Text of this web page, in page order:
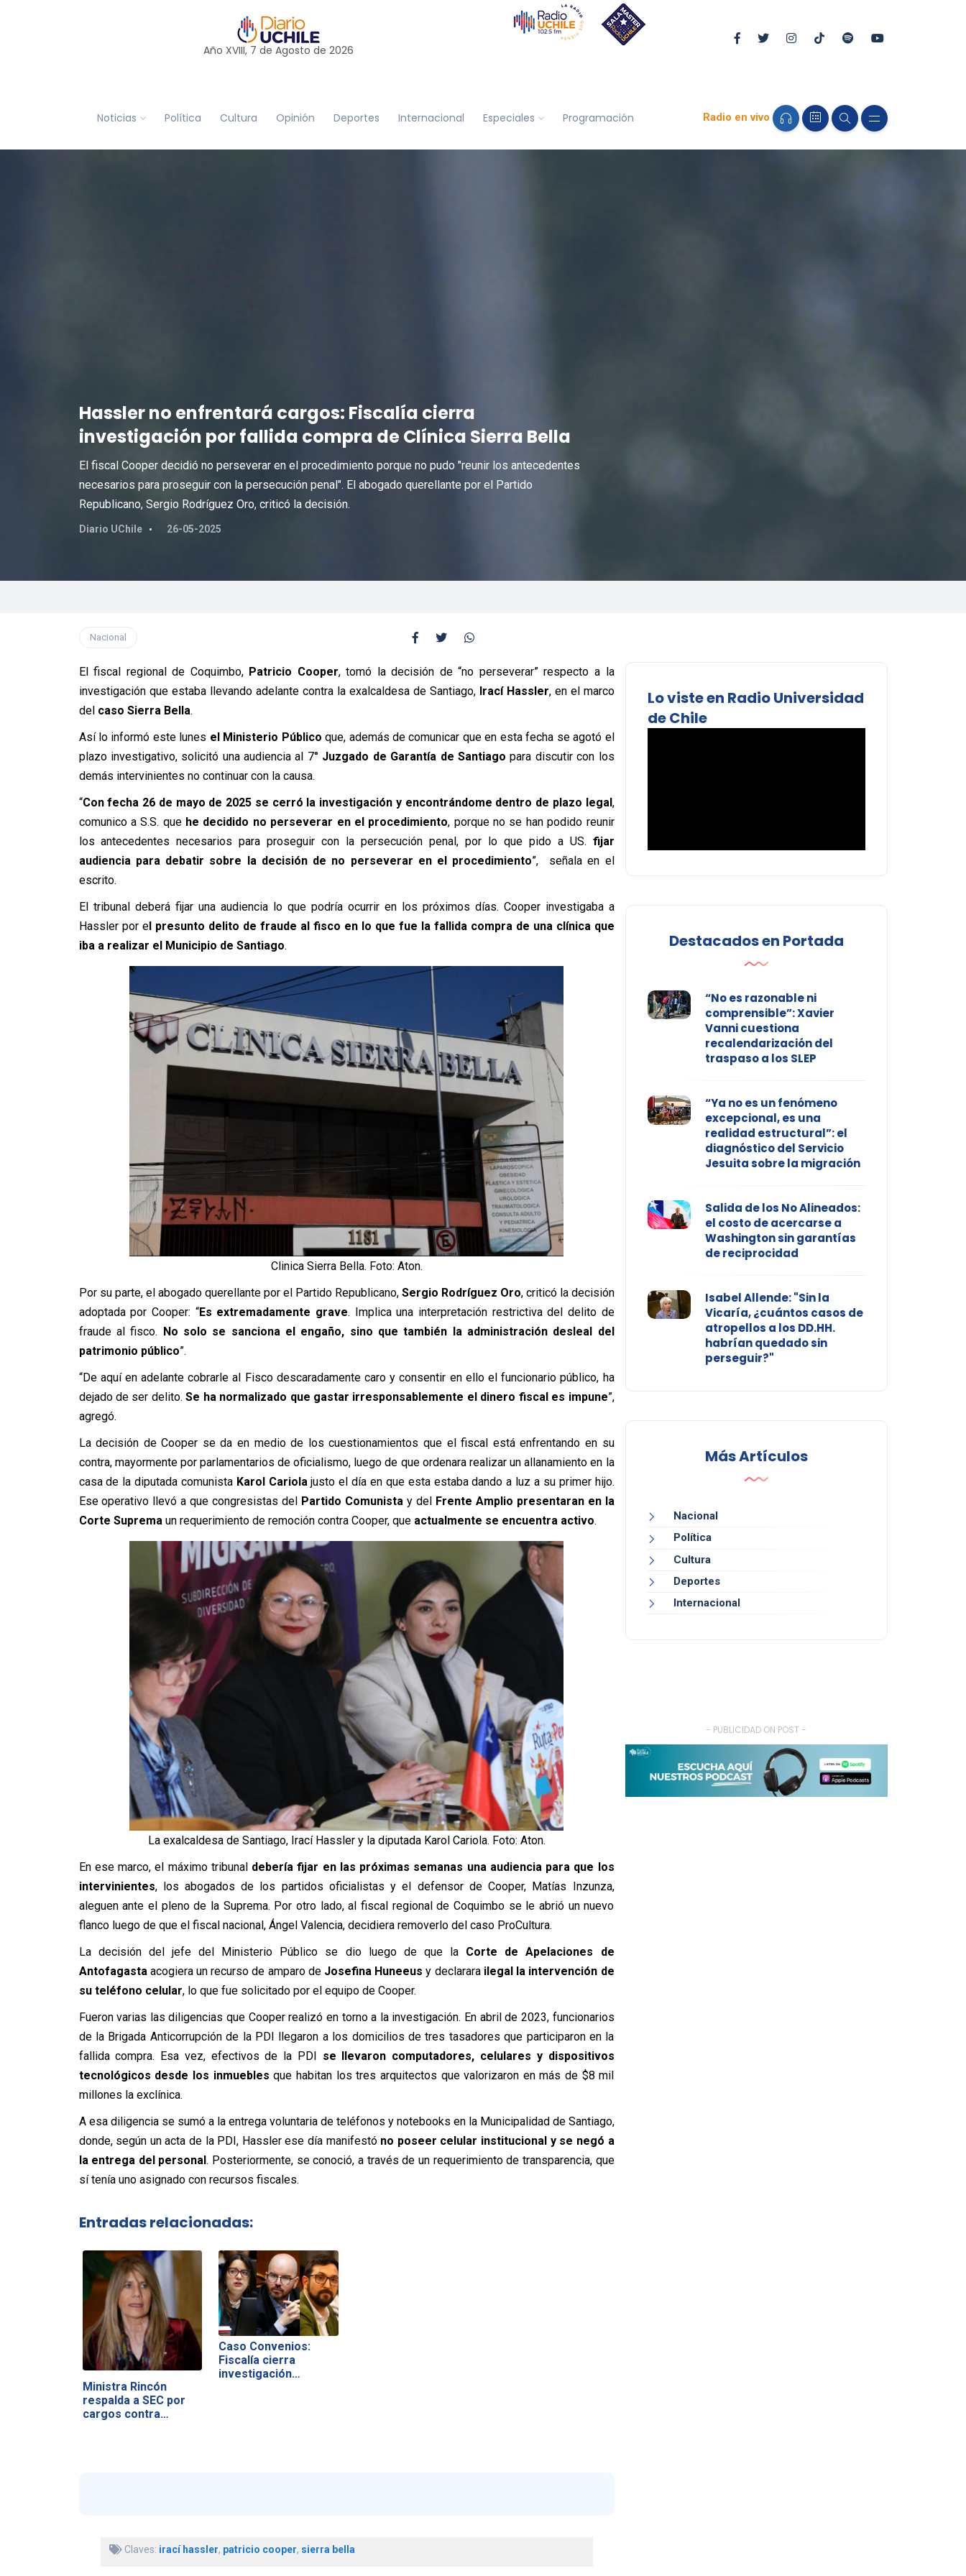
Año XVIII, 7 de Agosto de 2026
Noticias Política Cultura Opinión Deportes Internacional Especiales Programación Radio en vivo
Hassler no enfrentará cargos: Fiscalía cierra
investigación por fallida compra de Clínica Sierra Bella
El fiscal Cooper decidió no perseverar en el procedimiento porque no pudo "reunir los antecedentes
necesarios para proseguir con la persecución penal". El abogado querellante por el Partido
Republicano, Sergio Rodríguez Oro, criticó la decisión.
Diario UChile 26-05-2025
Nacional
El fiscal regional de Coquimbo, Patricio Cooper, tomó la decisión de “no perseverar” respecto a la
investigación que estaba llevando adelante contra la exalcaldesa de Santiago, Irací Hassler, en el marco
del caso Sierra Bella.
Así lo informó este lunes el Ministerio Público que, además de comunicar que en esta fecha se agotó el
plazo investigativo, solicitó una audiencia al 7° Juzgado de Garantía de Santiago para discutir con los
demás intervinientes no continuar con la causa.
“Con fecha 26 de mayo de 2025 se cerró la investigación y encontrándome dentro de plazo legal,
comunico a S.S. que he decidido no perseverar en el procedimiento, porque no se han podido reunir
los antecedentes necesarios para proseguir con la persecución penal, por lo que pido a US. fijar
audiencia para debatir sobre la decisión de no perseverar en el procedimiento”, señala en el
escrito.
El tribunal deberá fijar una audiencia lo que podría ocurrir en los próximos días. Cooper investigaba a
Hassler por el presunto delito de fraude al fisco en lo que fue la fallida compra de una clínica que
iba a realizar el Municipio de Santiago.
Clinica Sierra Bella. Foto: Aton.
Por su parte, el abogado querellante por el Partido Republicano, Sergio Rodríguez Oro, criticó la decisión
adoptada por Cooper: “Es extremadamente grave. Implica una interpretación restrictiva del delito de
fraude al fisco. No solo se sanciona el engaño, sino que también la administración desleal del
patrimonio público”.
“De aquí en adelante cobrarle al Fisco descaradamente caro y consentir en ello el funcionario público, ha
dejado de ser delito.Se ha normalizado que gastar irresponsablemente el dinero fiscal es impune”,
agregó.
La decisión de Cooper se da en medio de los cuestionamientos que el fiscal está enfrentando en su
contra, mayormente por parlamentarios de oficialismo, luego de que ordenara realizar un allanamiento en la
casa de la diputada comunista Karol Cariolajusto el día en que esta estaba dando a luz a su primer hijo.
Ese operativo llevó a que congresistas del Partido Comunistay del Frente Amplio presentaran en la
Corte Supremaun requerimiento de remoción contra Cooper, que actualmente se encuentra activo.
La exalcaldesa de Santiago, Irací Hassler y la diputada Karol Cariola. Foto: Aton.
En ese marco, el máximo tribunal debería fijar en las próximas semanas una audiencia para que los
intervinientes, los abogados de los partidos oficialistas y el defensor de Cooper, Matías Inzunza,
aleguen ante el pleno de la Suprema. Por otro lado, al fiscal regional de Coquimbo se le abrió un nuevo
flanco luego de que el fiscal nacional, Ángel Valencia, decidiera removerlo del caso ProCultura.
La decisión del jefe del Ministerio Público se dio luego de que la Corte de Apelaciones de
Antofagasta acogiera un recurso de amparo de Josefina Huneeus y declarara ilegal la intervención de
su teléfono celular, lo que fue solicitado por el equipo de Cooper.
Fueron varias las diligencias que Cooper realizó en torno a la investigación. En abril de 2023, funcionarios
de la Brigada Anticorrupción de la PDI llegaron a los domicilios de tres tasadores que participaron en la
fallida compra. Esa vez, efectivos de la PDI se llevaron computadores, celulares y dispositivos
tecnológicos desde los inmuebles que habitan los tres arquitectos que valorizaron en más de $8 mil
millones la exclínica.
A esa diligencia se sumó a la entrega voluntaria de teléfonos y notebooks en la Municipalidad de Santiago,
donde, según un acta de la PDI, Hassler ese día manifestó no poseer celular institucional y se negó a
la entrega del personal. Posteriormente, se conoció, a través de un requerimiento de transparencia, que
sí tenía uno asignado con recursos fiscales.
Entradas relacionadas:
Ministra Rincón
respalda a SEC por
cargos contra…
Caso Convenios:
Fiscalía cierra
investigación
Claves: irací hassler, patricio cooper, sierra bella
Lo viste en Radio Universidad
de Chile
Destacados en Portada
“No es razonable ni
comprensible”: Xavier
Vanni cuestiona
recalendarización del
traspaso a los SLEP
“Ya no es un fenómeno
excepcional, es una
realidad estructural”: el
diagnóstico del Servicio
Jesuita sobre la migración
Salida de los No Alineados:
el costo de acercarse a
Washington sin garantías
de reciprocidad
Isabel Allende: "Sin la
Vicaría, ¿cuántos casos de
atropellos a los DD.HH.
habrían quedado sin
perseguir?"
Más Artículos
Nacional
Política
Cultura
Deportes
Internacional
- PUBLICIDAD ON POST -